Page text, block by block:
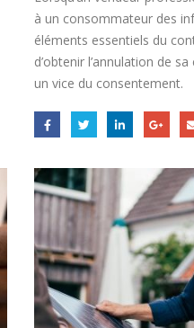
à un consommateur des
éléments essentiels du
d’obtenir l’annulation de
un vice du consentement.